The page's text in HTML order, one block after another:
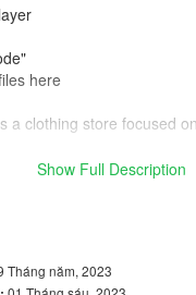
here
a clothing store focused
BabyModss ««
for more and special
Show Full Description
Tháng năm, 2023